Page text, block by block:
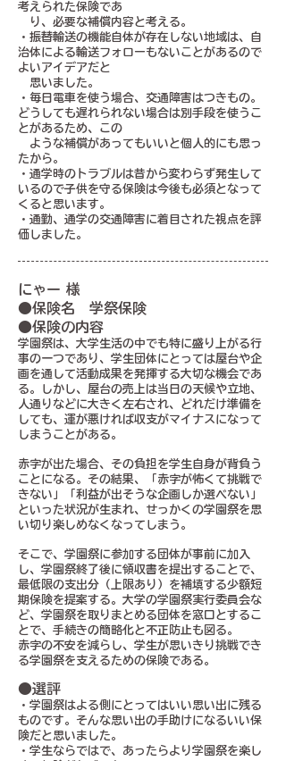
考えられた保険であ
り、必要な補償内容と考える。
・振替輸送の機能自体が存在しない地域は、自
治体による輸送フォローもないことがあるので
よいアイデアだと
思いました。
・毎日電車を使う場合、交通障害はつきもの。
どうしても遅れられない場合は別手段を使うこ
とがあるため、この
ような補償があってもいいと個人的にも思っ
たから。
・通学時のトラブルは昔から変わらず発生して
いるので子供を守る保険は今後も必須となって
くると思います。
・通勤、通学の交通障害に着目された視点を評
価しました。
にゃー 様
●保険名 学祭保険
●保険の内容
学園祭は、大学生活の中でも特に盛り上がる行
事の一つであり、学生団体にとっては屋台や企
画を通して活動成果を発揮する大切な機会であ
る。しかし、屋台の売上は当日の天候や立地、
人通りなどに大きく左右され、どれだけ準備を
しても、運が悪ければ収支がマイナスになって
しまうことがある。
赤字が出た場合、その負担を学生自身が背負う
ことになる。その結果、「赤字が怖くて挑戦で
きない」「利益が出そうな企画しか選べない」
といった状況が生まれ、せっかくの学園祭を思
い切り楽しめなくなってしまう。
そこで、学園祭に参加する団体が事前に加入
し、学園祭終了後に領収書を提出することで、
最低限の支出分（上限あり）を補填する少額短
期保険を提案する。大学の学園祭実行委員会な
ど、学園祭を取りまとめる団体を窓口とするこ
とで、手続きの簡略化と不正防止も図る。
赤字の不安を減らし、学生が思いきり挑戦でき
る学園祭を支えるための保険である。
●選評
・学園祭はよる側にとってはいい思い出に残る
ものです。そんな思い出の手助けになるいい保
険だと思いました。
・学生ならではで、あったらより学園祭を楽し